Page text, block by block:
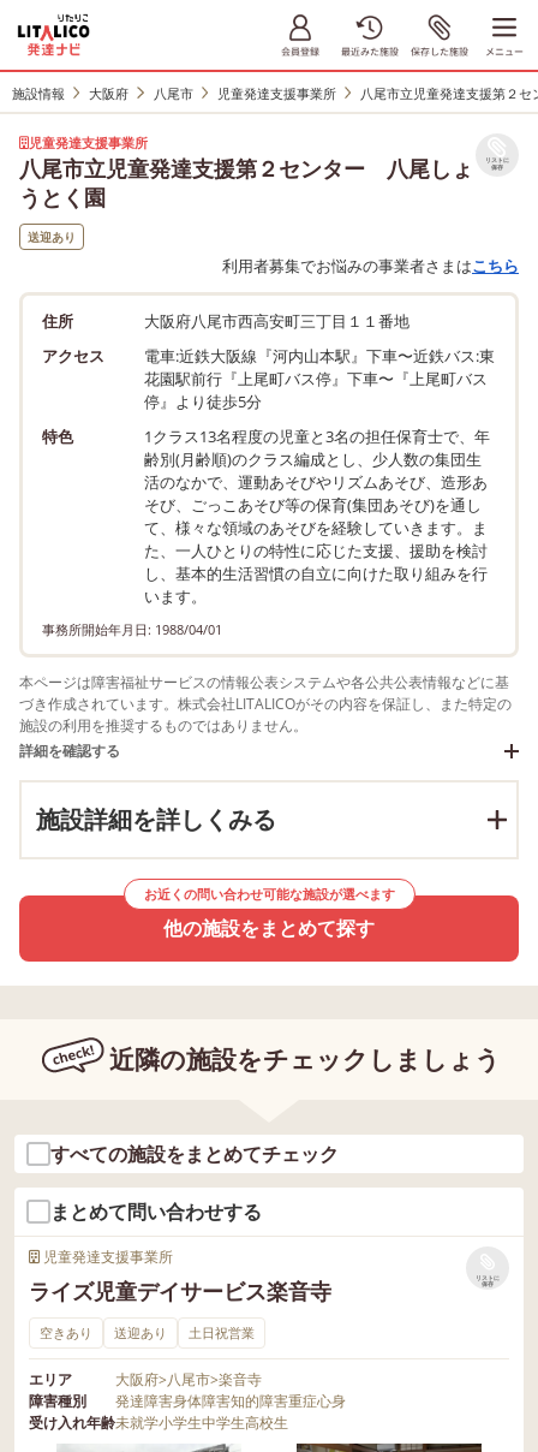
施設情報 大阪府 八尾市 児童発達支援事業所 八尾市立児童発達支援第２
児童発達支援事業所
八尾市立児童発達支援第２センター 八尾しょ
うとく園
リストに
保存
送迎あり
利用者募集でお悩みの事業者さまはこちら
住所
大阪府八尾市西高安町三丁目１１番地
アクセス
電車:近鉄大阪線『河内山本駅』下車〜近鉄バス:東
花園駅前行『上尾町バス停』下車〜『上尾町バス
停』より徒歩5分
特色
1クラス13名程度の児童と3名の担任保育士で、年
齢別(月齢順)のクラス編成とし、少人数の集団生
活のなかで、運動あそびやリズムあそび、造形あ
そび、ごっこあそび等の保育(集団あそび)を通し
て、様々な領域のあそびを経験していきます。ま
た、一人ひとりの特性に応じた支援、援助を検討
し、基本的生活習慣の自立に向けた取り組みを行
います。
事務所開始年月日: 1988/04/01
本ページは障害福祉サービスの情報公表システムや各公共公表情報などに基
づき作成されています。株式会社LITALICOがその内容を保証し、また特定の
施設の利用を推奨するものではありません。
詳細を確認する
施設詳細を詳しくみる
お近くの問い合わせ可能な施設が選べます
他の施設をまとめて探す
近隣の施設をチェックしましょう
すべての施設をまとめてチェック
まとめて問い合わせする
児童発達支援事業所
ライズ児童デイサービス楽音寺
リストに
保存
空きあり 送迎あり 土日祝営業
エリア 大阪府>八尾市>楽音寺
障害種別
発達障害身体障害知的障害重症心身
受け入れ年齢未就学小学生中学生高校生